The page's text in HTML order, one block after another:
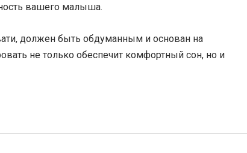
вашего малыша.
должен быть обдуманным и основан на
не только обеспечит комфортный сон, но и